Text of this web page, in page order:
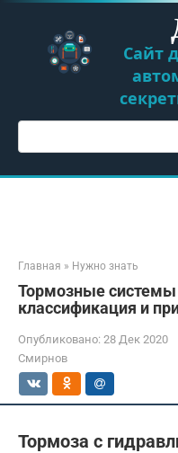
Перейти
контенту
Сайт
Поиск:
Главная » Нужно знать
Тормозные
классификация и
Опубликовано: 28 Дек 2020
Смирнов
Тормоза с